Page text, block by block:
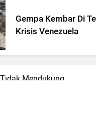
Kembar Di Tengah
Mendukung